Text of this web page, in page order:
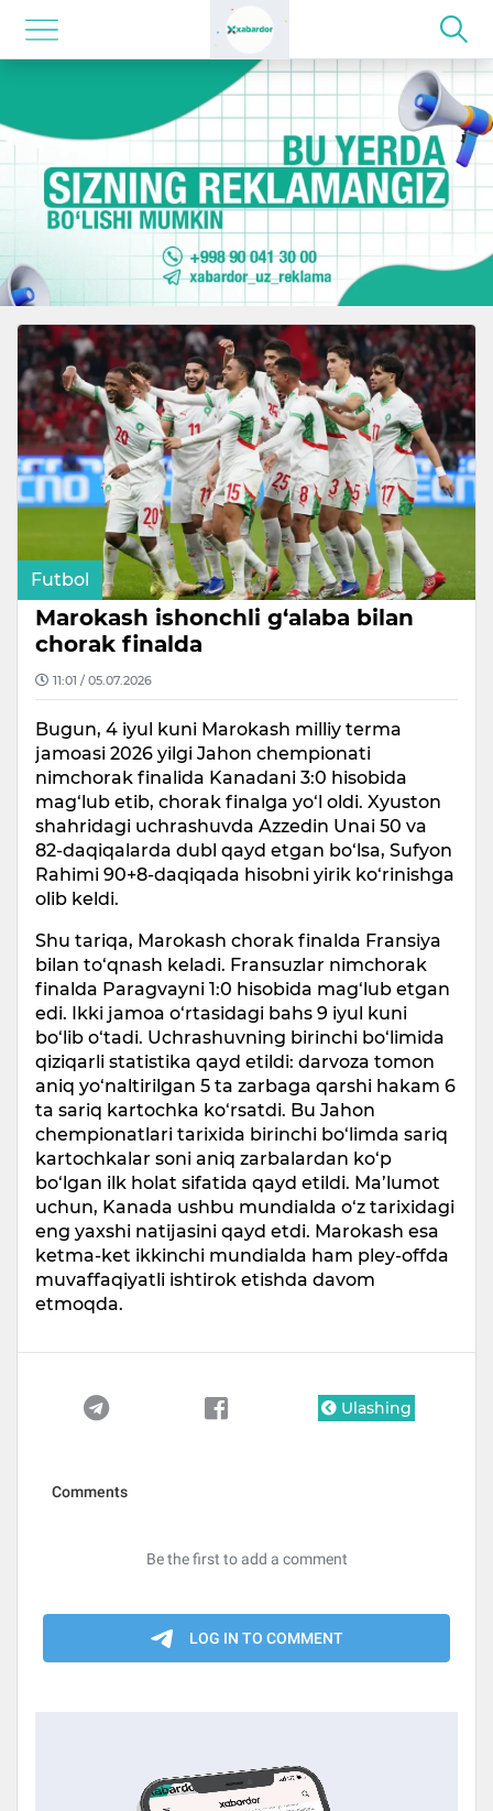
Futbol
Marokash ishonchli g‘alaba bilan
chorak finalda
11:01 / 05.07.2026
Bugun, 4 iyul kuni Marokash milliy terma
jamoasi 2026 yilgi Jahon chempionati
nimchorak finalida Kanadani 3:0 hisobida
mag‘lub etib, chorak finalga yo‘l oldi. Xyuston
shahridagi uchrashuvda Azzedin Unai 50 va
82-daqiqalarda dubl qayd etgan bo‘lsa, Sufyon
Rahimi 90+8-daqiqada hisobni yirik ko‘rinishga
olib keldi.
Shu tariqa, Marokash chorak finalda Fransiya
bilan to‘qnash keladi. Fransuzlar nimchorak
finalda Paragvayni 1:0 hisobida mag‘lub etgan
edi. Ikki jamoa o‘rtasidagi bahs 9 iyul kuni
bo‘lib o‘tadi. Uchrashuvning birinchi bo‘limida
qiziqarli statistika qayd etildi: darvoza tomon
aniq yo‘naltirilgan 5 ta zarbaga qarshi hakam 6
ta sariq kartochka ko‘rsatdi. Bu Jahon
chempionatlari tarixida birinchi bo‘limda sariq
kartochkalar soni aniq zarbalardan ko‘p
bo‘lgan ilk holat sifatida qayd etildi. Ma’lumot
uchun, Kanada ushbu mundialda o‘z tarixidagi
eng yaxshi natijasini qayd etdi. Marokash esa
ketma-ket ikkinchi mundialda ham pley-offda
muvaffaqiyatli ishtirok etishda davom
etmoqda.
Ulashing